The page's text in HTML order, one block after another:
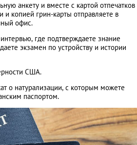
анкету и вместе с картой отпечатков
и копией грин-карты отправляете в
офис.
где подтверждаете знание
экзамен по устройству и истории
США.
о натурализации, с которым можете
паспортом.